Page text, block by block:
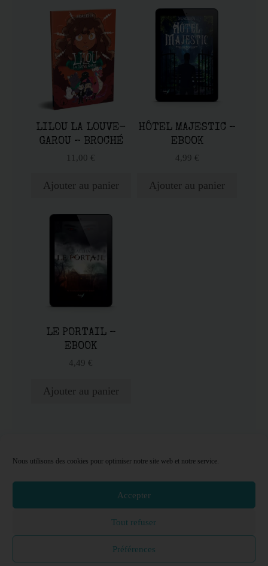
Nous utilisons des cookies pour optimiser notre site web et notre service.
Accepter
Tout refuser
Préférences
LILOU LA LOUVE-
GAROU – BROCHÉ
11,00 €
Ajouter au panier
HÔTEL MAJESTIC –
EBOOK
4,99 €
Ajouter au panier
LE PORTAIL –
EBOOK
4,49 €
Ajouter au panier
Copyright @ Sealeha